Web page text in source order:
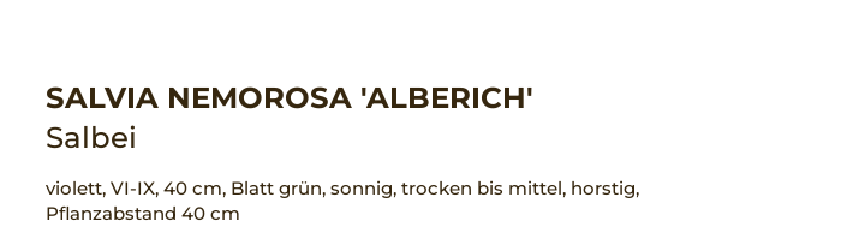
SALVIA NEMOROSA 'ALBERICH'
Salbei
violett, VI-IX, 40 cm, Blatt grün, sonnig, trocken bis mittel, horstig,
Pflanzabstand 40 cm